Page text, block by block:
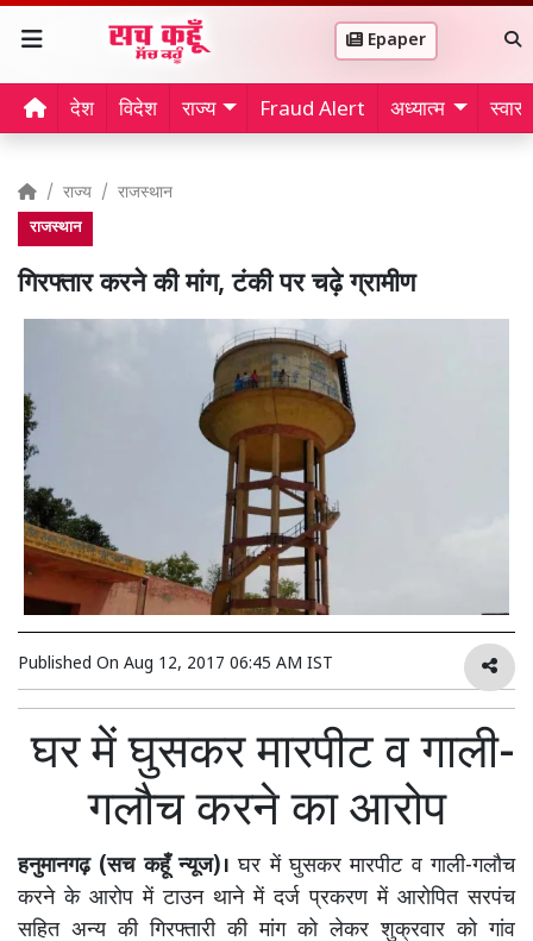
Epaper
देश विदेश राज्य Fraud Alert अध्यात्म
राज्य राजस्थान
राजस्थान
गिरफ्तार करने की मांग, टंकी पर चढ़े ग्रामीण
Published On Aug 12, 2017 06:45 AM IST
घर में घुसकर मारपीट व गाली-
गलौच करने का आरोप
हनुमानगढ़ (सच कहूँ न्यूज)। घर में घुसकर मारपीट व गाली-गलौच
करने के आरोप में टाउन थाने में दर्ज प्रकरण में आरोपित सरपंच
सहित अन्य की गिरफ्तारी की मांग को लेकर शुक्रवार को गांव